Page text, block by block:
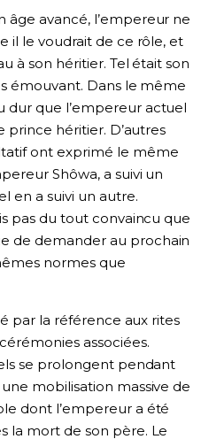
âge avancé, l’empereur ne
il le voudrait de ce rôle, et
à son héritier. Tel était son
émouvant. Dans le même
dur que l’empereur actuel
prince héritier. D’autres
ont exprimé le même
Shôwa, a suivi un
en a suivi un autre.
pas du tout convaincu que
de demander au prochain
normes que
par la référence aux rites
associées.
se prolongent pendant
mobilisation massive de
dont l’empereur a été
la mort de son père. Le